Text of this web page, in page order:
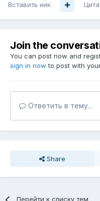
Вставить ник
Join the
You can post now and
sign in now to post with
Ответить в тему...
Share
Перейти к списку тем